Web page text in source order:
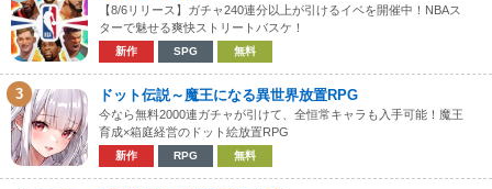
【8/6リリース】ガチャ240連分以上が引けるイベを開催中！NBAス
ターで魅せる爽快ストリートバスケ！
新作 SPG 無料
3 ドット伝説～魔王になる異世界放置RPG
今なら無料2000連ガチャが引けて、全恒常キャラも入手可能！魔王
育成×箱庭経営のドット絵放置RPG
新作 RPG 無料